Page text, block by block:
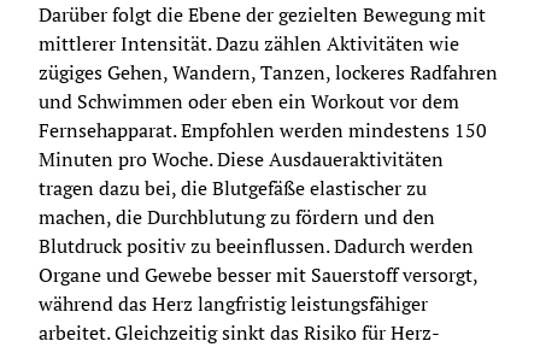
Darüber folgt die Ebene der gezielten Bewegung mit
mittlerer Intensität. Dazu zählen Aktivitäten wie
zügiges Gehen, Wandern, Tanzen, lockeres Radfahren
und Schwimmen oder eben ein Workout vor dem
Fernsehapparat. Empfohlen werden mindestens 150
Minuten pro Woche. Diese Ausdaueraktivitäten
tragen dazu bei, die Blutgefäße elastischer zu
machen, die Durchblutung zu fördern und den
Blutdruck positiv zu beeinflussen. Dadurch werden
Organe und Gewebe besser mit Sauerstoff versorgt,
während das Herz langfristig leistungsfähiger
arbeitet. Gleichzeitig sinkt das Risiko für Herz-